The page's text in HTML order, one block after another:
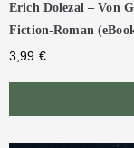
Erich Dolezal – Von
Fiction-Roman
3,99 €